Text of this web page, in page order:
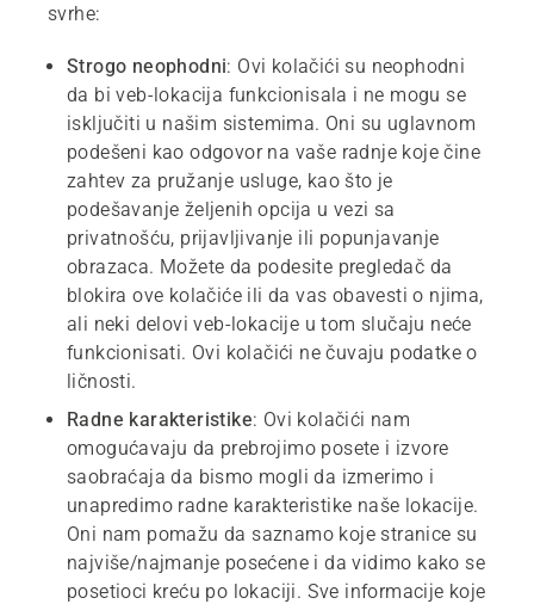
svrhe:
Strogo neophodni: Ovi kolačići su neophodni
da bi veb-lokacija funkcionisala i ne mogu se
isključiti u našim sistemima. Oni su uglavnom
podešeni kao odgovor na vaše radnje koje čine
zahtev za pružanje usluge, kao što je
podešavanje željenih opcija u vezi sa
privatnošću, prijavljivanje ili popunjavanje
obrazaca. Možete da podesite pregledač da
blokira ove kolačiće ili da vas obavesti o njima,
ali neki delovi veb-lokacije u tom slučaju neće
funkcionisati. Ovi kolačići ne čuvaju podatke o
ličnosti.
Radne karakteristike: Ovi kolačići nam
omogućavaju da prebrojimo posete i izvore
saobraćaja da bismo mogli da izmerimo i
unapredimo radne karakteristike naše lokacije.
Oni nam pomažu da saznamo koje stranice su
najviše/najmanje posećene i da vidimo kako se
posetioci kreću po lokaciji. Sve informacije koje